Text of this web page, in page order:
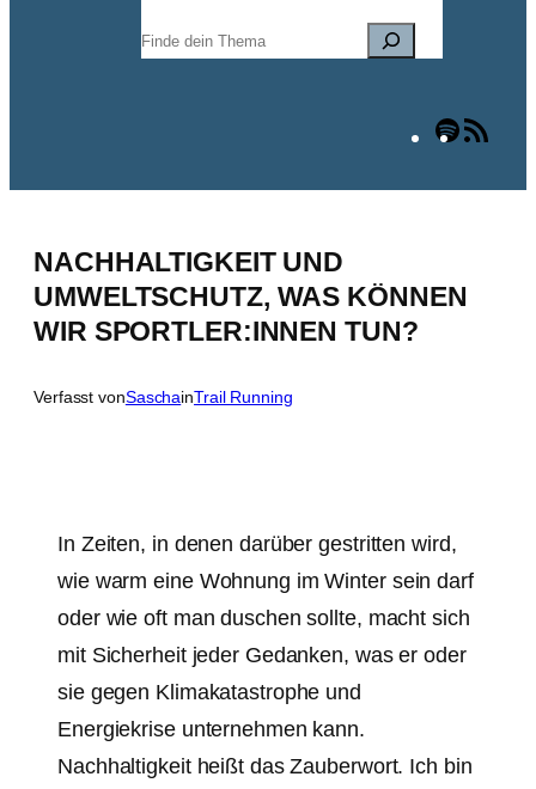
Suchen
Spotify
NACHHALTIGKEIT UND
UMWELTSCHUTZ, WAS KÖNNEN
WIR SPORTLER:INNEN TUN?
Verfasst vonSaschainTrail Running
In Zeiten, in denen darüber gestritten wird,
wie warm eine Wohnung im Winter sein darf
oder wie oft man duschen sollte, macht sich
mit Sicherheit jeder Gedanken, was er oder
sie gegen Klimakatastrophe und
Energiekrise unternehmen kann.
Nachhaltigkeit heißt das Zauberwort. Ich bin